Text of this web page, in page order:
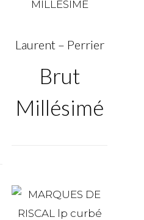
Laurent – Perrier
Brut
Millésimé